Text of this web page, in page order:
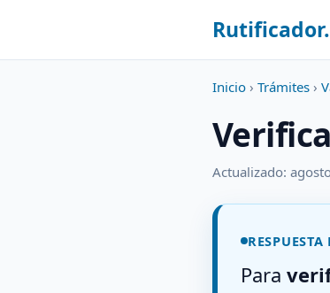
Inicio › Trámites ›
Actualizado:
Para